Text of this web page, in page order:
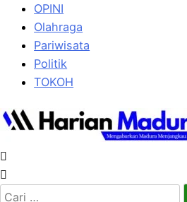
OPINI
Olahraga
Pariwisata
Politik
TOKOH
Cari